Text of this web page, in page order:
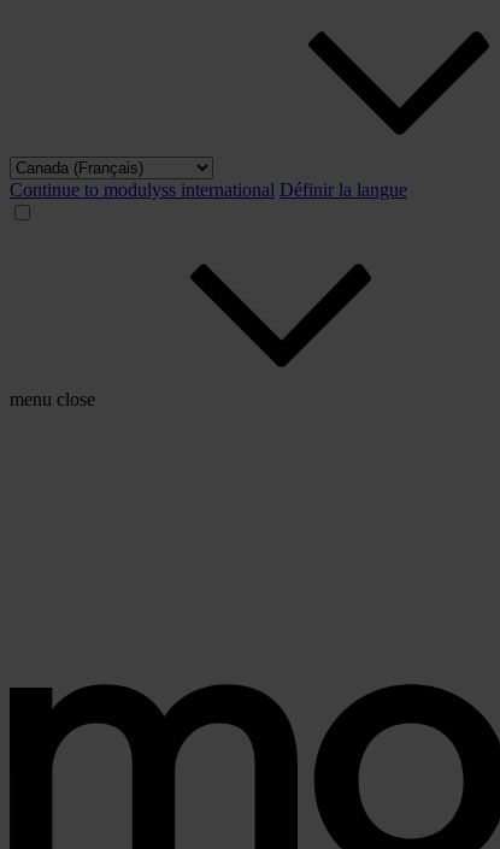
Continue to modulyss international Définir la langue
menu close